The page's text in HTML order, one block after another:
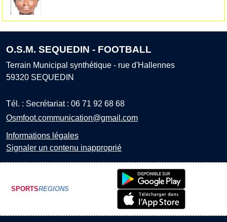
O.S.M. SEQUEDIN - FOOTBALL
Terrain Municipal synthétique - rue d'Hallennes
59320 SEQUEDIN
Tél. : Secrétariat : 06 71 92 68 68
Osmfoot.communication@gmail.com
Informations légales
Signaler un contenu inapproprié
SPORTSREGIONS